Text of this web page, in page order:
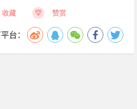
收藏 赞赏
台：